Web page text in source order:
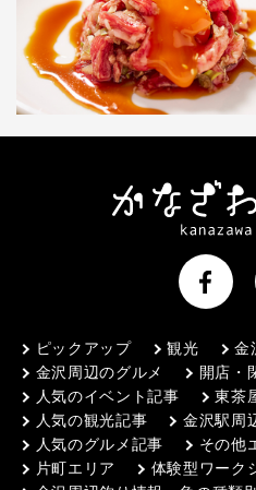
ピックアップ 観光
金
金沢周辺のグルメ
開店・
人気のイベント記事
東茶
人気の観光記事
金沢駅周
人気のグルメ記事
その他
片町エリア
体験型ワーク